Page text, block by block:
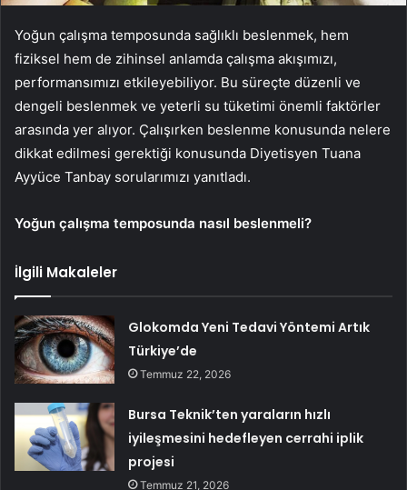
Yoğun çalışma temposunda sağlıklı beslenmek, hem
fiziksel hem de zihinsel anlamda çalışma akışımızı,
performansımızı etkileyebiliyor. Bu süreçte düzenli ve
dengeli beslenmek ve yeterli su tüketimi önemli faktörler
arasında yer alıyor. Çalışırken beslenme konusunda nelere
dikkat edilmesi gerektiği konusunda Diyetisyen Tuana
Ayyüce Tanbay sorularımızı yanıtladı.
Yoğun çalışma temposunda nasıl beslenmeli?
İlgili Makaleler
Glokomda Yeni Tedavi Yöntemi Artık
Türkiye’de
Temmuz 22, 2026
Bursa Teknik’ten yaraların hızlı
iyileşmesini hedefleyen cerrahi iplik
projesi
Temmuz 21, 2026